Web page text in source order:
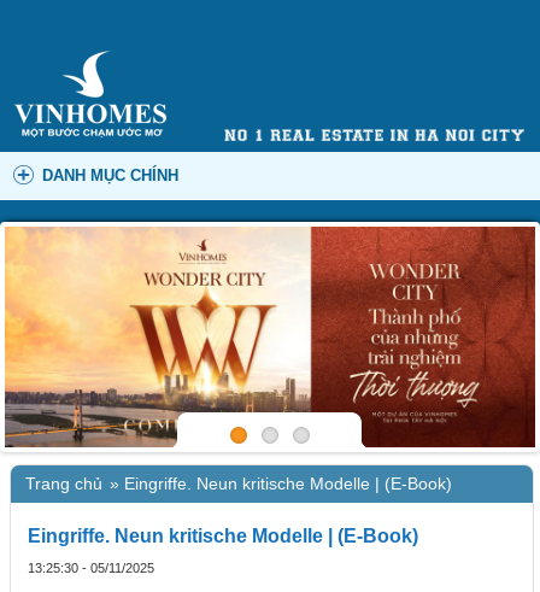
DANH MỤC CHÍNH
Trang chủ » Eingriffe. Neun kritische Modelle | (E-Book)
Eingriffe. Neun kritische Modelle | (E-Book)
13:25:30 - 05/11/2025